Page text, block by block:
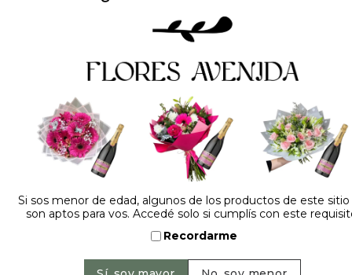
Dejá tu opinión
NOMBRE
Si sos menor de edad, algunos de los productos de este
son aptos para vos. Accedé solo si cumplís con este
Recordarme